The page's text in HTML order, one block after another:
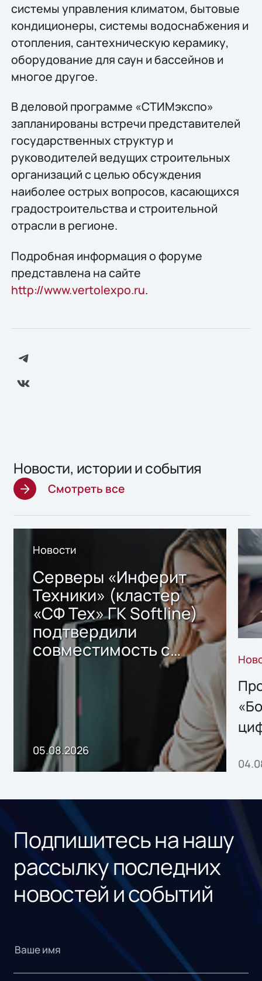
системы управления климатом, бытовые
кондиционеры, системы водоснабжения и
отопления, сантехническую керамику,
оборудование для саун и бассейнов и
многое другое.
В деловой программе «СТИМэкспо»
запланированы встречи представителей
государственных структур и
руководителей ведущих строительных
организаций с целью обсуждения
наиболее острых вопросов, касающихся
градостроительства и строительной
отрасли в регионе.
Подробная информация о форуме
представлена на сайте
http://www.vertolexpo.ru.
Новости, истории и события
Смотреть все
Новости
Серверы «Инферит
Техники» (кластер
«СФ Тех» ГК Softline)
подтвердили
совместимость с
решением Sharx
хранения данных
05.08.2026
Подпишитесь на нашу
рассылку последних
новостей и событий